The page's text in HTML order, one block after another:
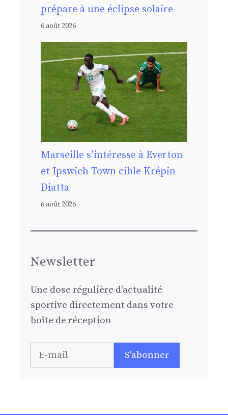
prépare à une éclipse solaire
6 août 2026
Marseille s’intéresse à Everton
et Ipswich Town cible Krépin
Diatta
6 août 2026
Newsletter
Une dose régulière d'actualité
sportive directement dans votre
boîte de réception